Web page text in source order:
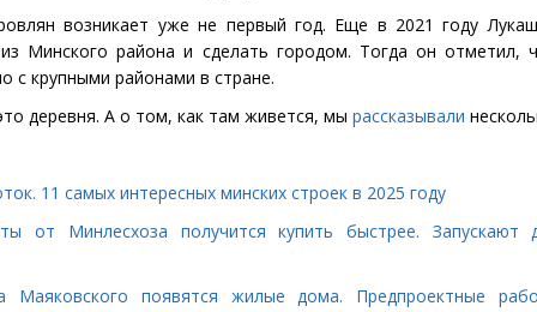
возникает уже не первый год. Еще в 2021 году
Минского района и сделать городом. Тогда он отметил,
с крупными районами в стране.
деревня. А о том, как там живется, мы рассказывали
11 самых интересных минских строек в 2025 году
от Минлесхоза получится купить быстрее. Запускают
Маяковского появятся жилые дома. Предпроектные